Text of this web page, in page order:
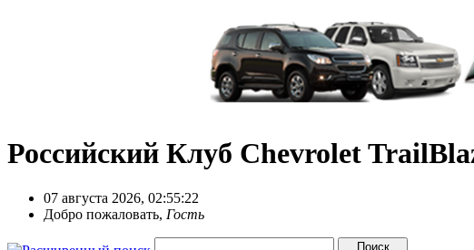
Российский Клуб Chevrolet
07 августа 2026, 02:55:22
Добро пожаловать, Гость